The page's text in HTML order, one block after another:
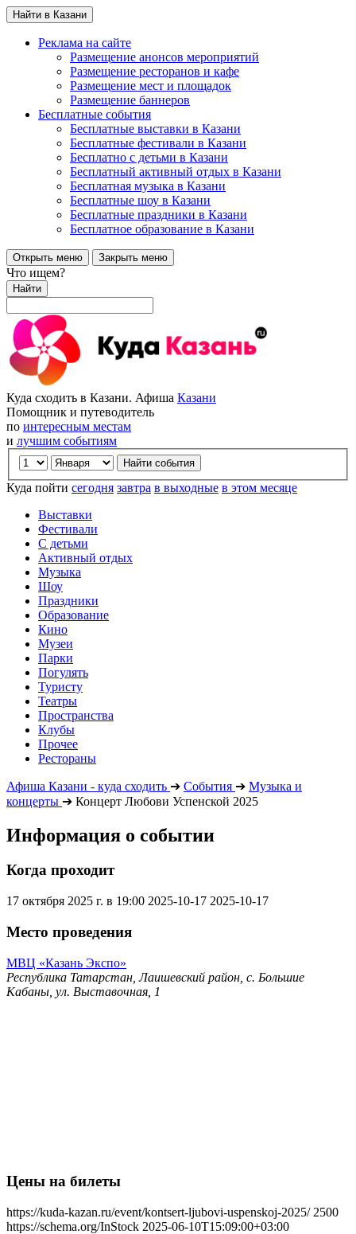
Найти в Казани
Реклама на сайте
Размещение анонсов мероприятий
Размещение ресторанов и кафе
Размещение мест и площадок
Размещение баннеров
Бесплатные события
Бесплатные выставки в Казани
Бесплатные фестивали в Казани
Бесплатно с детьми в Казани
Бесплатный активный отдых в Казани
Бесплатная музыка в Казани
Бесплатные шоу в Казани
Бесплатные праздники в Казани
Бесплатное образование в Казани
Открыть меню Закрыть меню
Что ищем?
Найти
Куда сходить в Казани. Афиша Казани
Помощник и путеводитель
по интересным местам
и лучшим событиям
Куда пойти сегодня завтра в выходные в этом месяце
Выставки
Фестивали
С детьми
Активный отдых
Музыка
Шоу
Праздники
Образование
Кино
Музеи
Парки
Погулять
Туристу
Театры
Пространства
Клубы
Прочее
Рестораны
Афиша Казани - куда сходить ➔ События ➔ Музыка и
концерты ➔ Концерт Любови Успенской 2025
Информация о событии
Когда проходит
17 октября 2025 г. в 19:00 2025-10-17 2025-10-17
Место проведения
МВЦ «Казань Экспо»
Республика Татарстан, Лаишевский район, с. Большие
Кабаны, ул. Выставочная, 1
Цены на билеты
https://kuda-kazan.ru/event/kontsert-ljubovi-uspenskoj-2025/ 2500
https://schema.org/InStock 2025-06-10T15:09:00+03:00